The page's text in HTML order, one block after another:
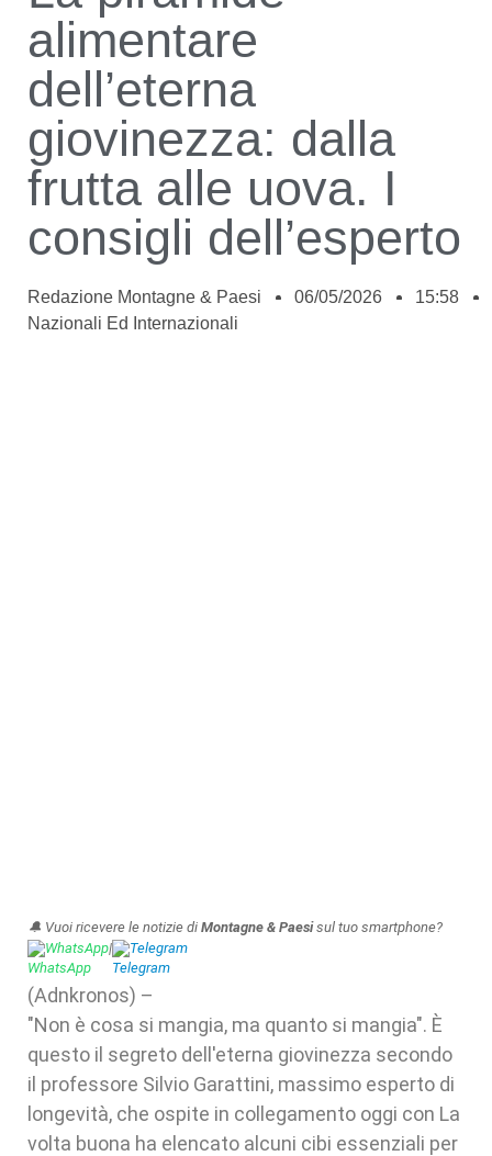
alimentare
dell’eterna
giovinezza: dalla
frutta alle uova. I
consigli dell’esperto
Redazione Montagne & Paesi 06/05/2026
15:58
Nazionali Ed Internazionali
🔔 Vuoi ricevere le notizie di Montagne & Paesisul tuo smartphone?
WhatsApp| Telegram
(Adnkronos) –
"Non è cosa si mangia, ma quanto si mangia". È
questo il segreto dell'eterna giovinezza secondo
il professore Silvio Garattini, massimo esperto di
longevità, che ospite in collegamento oggi con La
volta buona ha elencato alcuni cibi essenziali per